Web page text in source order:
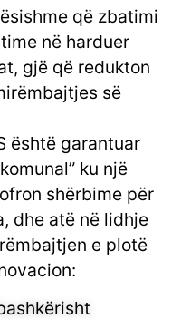
që zbatimi
në harduer
gjë që redukton
së
është garantuar
ku një
shërbime për
dhe atë në lidhje
e plotë